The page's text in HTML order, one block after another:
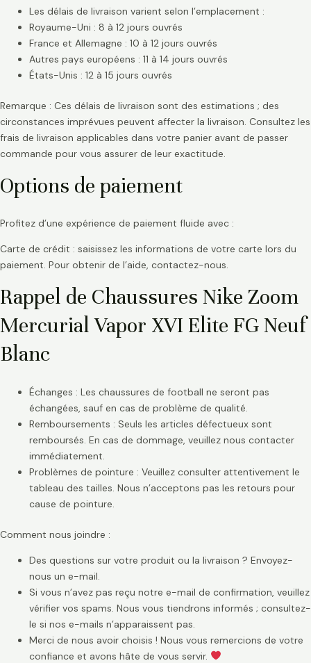
Les délais de livraison varient selon l’emplacement :
Royaume-Uni : 8 à 12 jours ouvrés
France et Allemagne : 10 à 12 jours ouvrés
Autres pays européens : 11 à 14 jours ouvrés
États-Unis : 12 à 15 jours ouvrés
Remarque : Ces délais de livraison sont des estimations ; des
circonstances imprévues peuvent affecter la livraison. Consultez les
frais de livraison applicables dans votre panier avant de passer
commande pour vous assurer de leur exactitude.
Options de paiement
Profitez d’une expérience de paiement fluide avec :
Carte de crédit : saisissez les informations de votre carte lors du
paiement. Pour obtenir de l’aide, contactez-nous.
Rappel de Chaussures Nike Zoom
Mercurial Vapor XVI Elite FG Neuf
Blanc
Échanges : Les chaussures de football ne seront pas
échangées, sauf en cas de problème de qualité.
Remboursements : Seuls les articles défectueux sont
remboursés. En cas de dommage, veuillez nous contacter
immédiatement.
Problèmes de pointure : Veuillez consulter attentivement le
tableau des tailles. Nous n’acceptons pas les retours pour
cause de pointure.
Comment nous joindre :
Des questions sur votre produit ou la livraison ? Envoyez-
nous un e-mail.
Si vous n’avez pas reçu notre e-mail de confirmation, veuillez
vérifier vos spams. Nous vous tiendrons informés ; consultez-
le si nos e-mails n’apparaissent pas.
Merci de nous avoir choisis ! Nous vous remercions de votre
confiance et avons hâte de vous servir.